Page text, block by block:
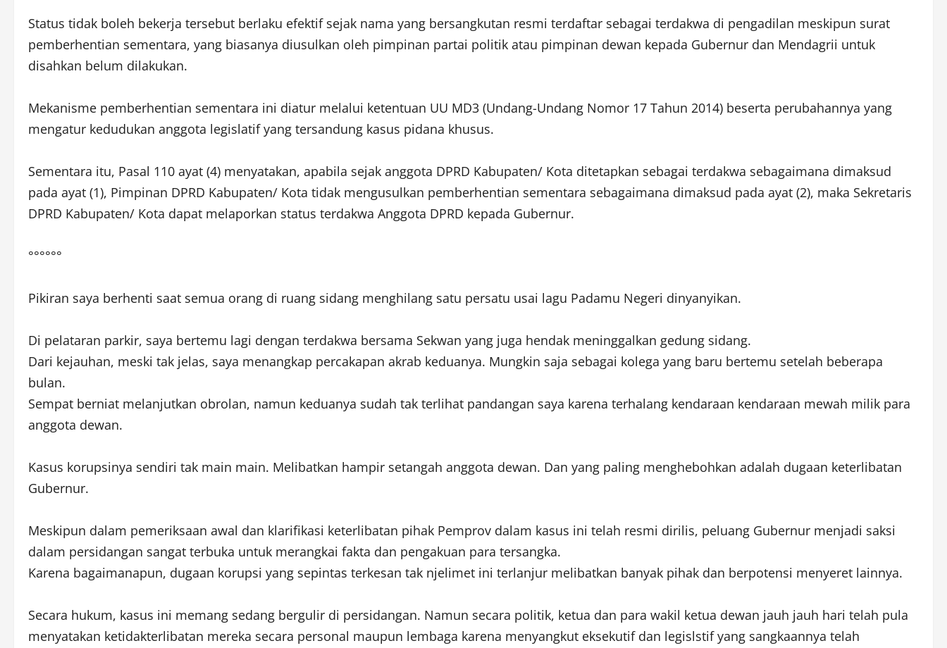
Status tidak boleh bekerja tersebut berlaku efektif sejak nama yang bersangkutan resmi terdaftar sebagai terdakwa di pengadilan meskipun surat
pemberhentian sementara, yang biasanya diusulkan oleh pimpinan partai politik atau pimpinan dewan kepada Gubernur dan Mendagrii untuk
disahkan belum dilakukan.
Mekanisme pemberhentian sementara ini diatur melalui ketentuan UU MD3 (Undang-Undang Nomor 17 Tahun 2014) beserta perubahannya yang
mengatur kedudukan anggota legislatif yang tersandung kasus pidana khusus.
Sementara itu, Pasal 110 ayat (4) menyatakan, apabila sejak anggota DPRD Kabupaten/ Kota ditetapkan sebagai terdakwa sebagaimana dimaksud
pada ayat (1), Pimpinan DPRD Kabupaten/ Kota tidak mengusulkan pemberhentian sementara sebagaimana dimaksud pada ayat (2), maka Sekretaris
DPRD Kabupaten/ Kota dapat melaporkan status terdakwa Anggota DPRD kepada Gubernur.
°°°°°°
Pikiran saya berhenti saat semua orang di ruang sidang menghilang satu persatu usai lagu Padamu Negeri dinyanyikan.
Di pelataran parkir, saya bertemu lagi dengan terdakwa bersama Sekwan yang juga hendak meninggalkan gedung sidang.
Dari kejauhan, meski tak jelas, saya menangkap percakapan akrab keduanya. Mungkin saja sebagai kolega yang baru bertemu setelah beberapa
bulan.
Sempat berniat melanjutkan obrolan, namun keduanya sudah tak terlihat pandangan saya karena terhalang kendaraan kendaraan mewah milik para
anggota dewan.
Kasus korupsinya sendiri tak main main. Melibatkan hampir setangah anggota dewan. Dan yang paling menghebohkan adalah dugaan keterlibatan
Gubernur.
Meskipun dalam pemeriksaan awal dan klarifikasi keterlibatan pihak Pemprov dalam kasus ini telah resmi dirilis, peluang Gubernur menjadi saksi
dalam persidangan sangat terbuka untuk merangkai fakta dan pengakuan para tersangka.
Karena bagaimanapun, dugaan korupsi yang sepintas terkesan tak njelimet ini terlanjur melibatkan banyak pihak dan berpotensi menyeret lainnya.
Secara hukum, kasus ini memang sedang bergulir di persidangan. Namun secara politik, ketua dan para wakil ketua dewan jauh jauh hari telah pula
menyatakan ketidakterlibatan mereka secara personal maupun lembaga karena menyangkut eksekutif dan legislstif yang sangkaannya telah